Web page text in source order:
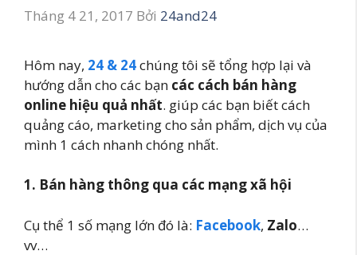
Tháng 4 21, 2017 Bởi 24and24
Hôm nay, 24 & 24chúng tôi sẽ tổng hợp lại và
hướng dẫn cho các bạn các cách bán hàng
online hiệu quả nhất. giúp các bạn biết cách
quảng cáo, marketing cho sản phẩm, dịch vụ của
mình 1 cách nhanh chóng nhất.
1. Bán hàng thông qua các mạng xã hội
Cụ thể 1 số mạng lớn đó là: Facebook, Zalo…
vv…